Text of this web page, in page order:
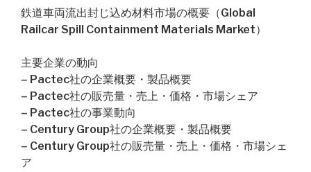
鉄道車両流出封じ込め材料市場の概要（Global
Railcar Spill Containment Materials Market）
主要企業の動向
– Pactec社の企業概要・製品概要
– Pactec社の販売量・売上・価格・市場シェア
– Pactec社の事業動向
– Century Group社の企業概要・製品概要
– Century Group社の販売量・売上・価格・市場シェ
ア